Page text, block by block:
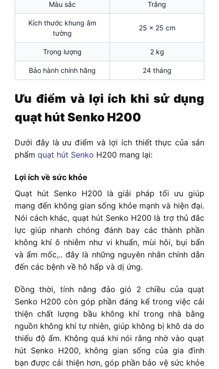
Màu sắc Trắng
Kích thước khung âm
tường
25 x 25 cm
Trọng lượng 2 kg
Bảo hành chính hãng 24 tháng
Ưu điểm và lợi ích khi sử dụng
quạt hút Senko H200
Dưới đây là ưu điểm và lợi ích thiết thực của sản
phẩm quạt hút Senko H200 mang lại:
Lợi ích về sức khỏe
Quạt hút Senko H200 là giải pháp tối ưu giúp
mang đến không gian sống khỏe mạnh và hiện đại.
Nói cách khác, quạt hút Senko H200 là trợ thủ đắc
lực giúp nhanh chóng đánh bay các thành phần
không khí ô nhiễm như vi khuẩn, mùi hôi, bụi bẩn
và ẩm mốc,.. đây là những nguyên nhân chính dẫn
đến các bệnh về hô hấp và dị ứng.
Đồng thời, tính năng đảo gió 2 chiều của quạt
Senko H200 còn góp phần đáng kể trong việc cải
thiện chất lượng bầu không khí trong nhà bằng
nguồn không khí tự nhiên, giúp không bị khô da do
thiếu độ ẩm. Không quá khi nói rằng nhờ vào quạt
hút Senko H200, không gian sống của gia đình
bạn được cải thiện hơn, góp phần bảo vệ sức khỏe